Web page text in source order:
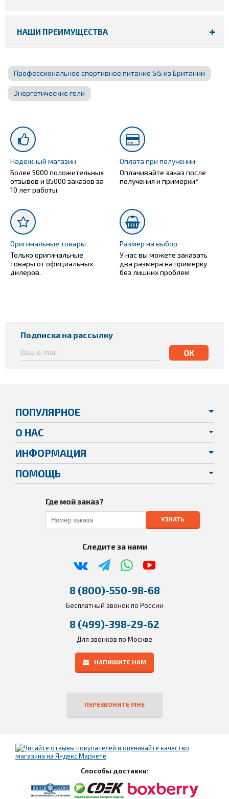
НАШИ ПРЕИМУЩЕСТВА
Профессиональное спортивное питание SiS из Британии
Энергетические гели
Надежный магазин
Более 5000 положительных
отзывов и 85000 заказов за
10 лет работы
Оплата при получении
Оплачивайте заказ после
получения и примерки*
Оригинальные товары
Только оригинальные
товары от официальных
дилеров.
Размер на выбор
У нас вы можете заказать
два размера на примерку
без лишних проблем
Подписка на рассылку
ПОПУЛЯРНОЕ
О НАС
ИНФОРМАЦИЯ
ПОМОЩЬ
Где мой заказ?
УЗНАТЬ
Следите за нами
8 (800)-550-98-68
Бесплатный звонок по России
8 (499)-398-29-62
Для звонков по Москве
НАПИШИТЕ НАМ
ПЕРЕЗВОНИТЕ МНЕ
Способы доставки: